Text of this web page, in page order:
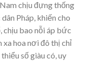
chịu đựng thống
Pháp, khiến cho
chịu bao nỗi áp bức
xa hoa nơi đô thị chỉ
số giàu có, uy